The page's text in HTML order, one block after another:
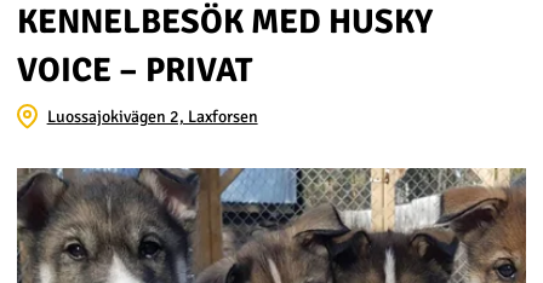
KENNELBESÖK MED HUSKY
VOICE – PRIVAT
Luossajokivägen 2, Laxforsen